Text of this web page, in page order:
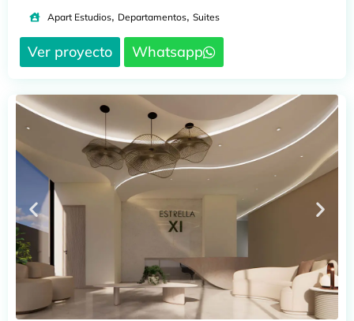
Apart Estudios, Departamentos, Suites
Ver proyecto Whatsapp